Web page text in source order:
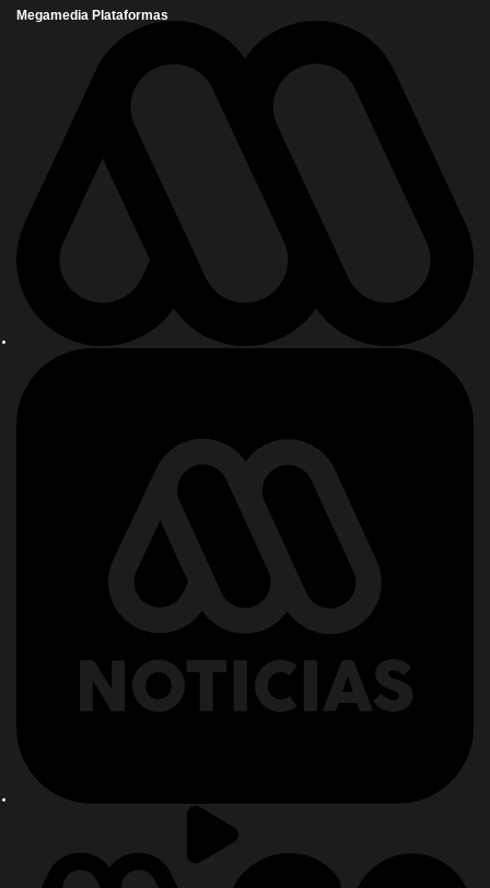
Megamedia Plataformas